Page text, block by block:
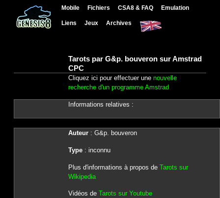
Mobile Fichiers CSA8 & FAQ Emulation
Liens Jeux Archives
Tarots par G&p. bouveron sur Amstrad
CPC
Cliquez ici pour effectuer une nouvelle
recherche d'un programme Amstrad
Informations relatives :
Auteur: G&p. bouveron
Type: inconnu
Plus d'informations à propos de Tarots sur
Wikipedia
Vidéos de Tarots sur Youtube